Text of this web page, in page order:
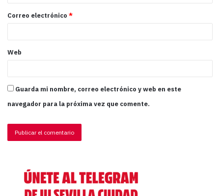
Correo electrónico *
Web
Guarda mi nombre, correo electrónico y web en este
navegador para la próxima vez que comente.